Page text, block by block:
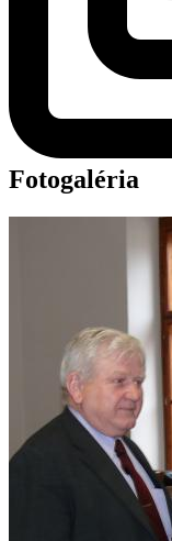
Fotogaléria